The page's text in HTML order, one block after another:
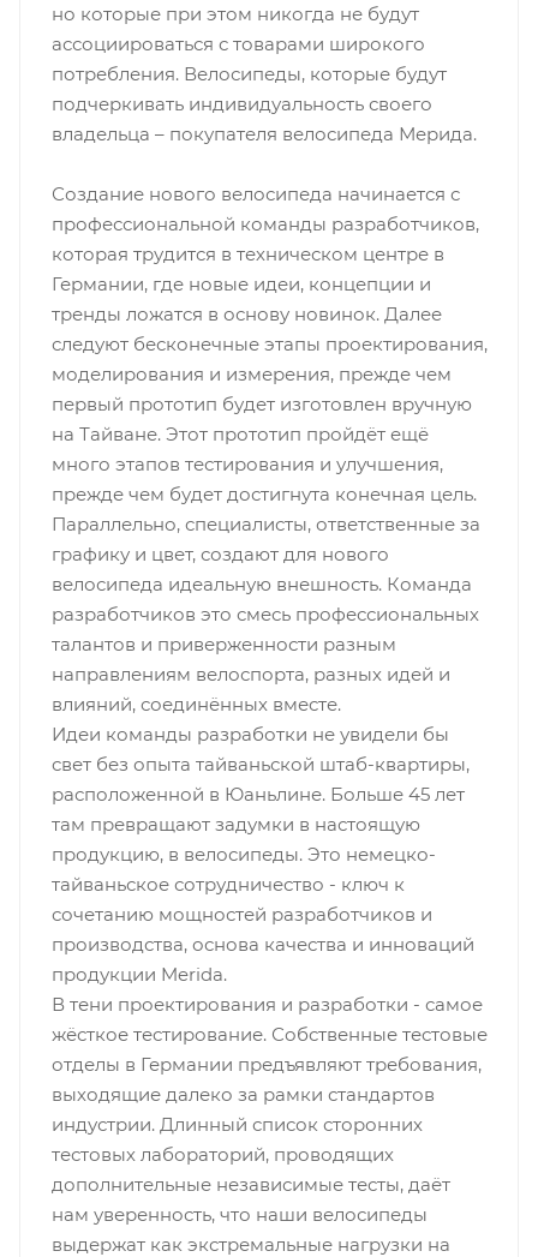
но которые при этом никогда не будут
ассоциироваться с товарами широкого
потребления. Велосипеды, которые будут
подчеркивать индивидуальность своего
владельца – покупателя велосипеда Мерида.
Создание нового велосипеда начинается с
профессиональной команды разработчиков,
которая трудится в техническом центре в
Германии, где новые идеи, концепции и
тренды ложатся в основу новинок. Далее
следуют бесконечные этапы проектирования,
моделирования и измерения, прежде чем
первый прототип будет изготовлен вручную
на Тайване. Этот прототип пройдёт ещё
много этапов тестирования и улучшения,
прежде чем будет достигнута конечная цель.
Параллельно, специалисты, ответственные за
графику и цвет, создают для нового
велосипеда идеальную внешность. Команда
разработчиков это смесь профессиональных
талантов и приверженности разным
направлениям велоспорта, разных идей и
влияний, соединённых вместе.
Идеи команды разработки не увидели бы
свет без опыта тайваньской штаб-квартиры,
расположенной в Юаньлине. Больше 45 лет
там превращают задумки в настоящую
продукцию, в велосипеды. Это немецко-
тайваньское сотрудничество - ключ к
сочетанию мощностей разработчиков и
производства, основа качества и инноваций
продукции Merida.
В тени проектирования и разработки - самое
жёсткое тестирование. Собственные тестовые
отделы в Германии предъявляют требования,
выходящие далеко за рамки стандартов
индустрии. Длинный список сторонних
тестовых лабораторий, проводящих
дополнительные независимые тесты, даёт
нам уверенность, что наши велосипеды
выдержат как экстремальные нагрузки на